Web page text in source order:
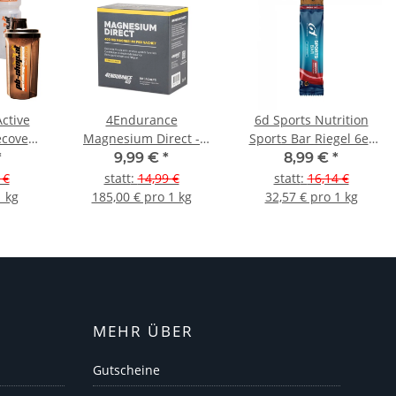
kg
4Endurance
Magnesium Direct -
30Sticks
9,99 € *
statt:14,99 €
185,00 € pro 1 kg
6d Sports Nutrition
Sports Bar Riegel 6er
Box Kirsche MHD 09-
2026
8,99 € *
statt:16,14 €
32,57 € pro 1 kg
MEHR ÜBER
Gutscheine